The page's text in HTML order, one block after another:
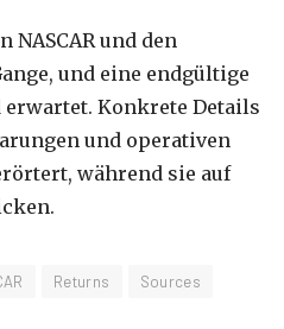
NASCAR und den
und eine endgültige
Konkrete Details
und operativen
während sie auf
Returns
Sources